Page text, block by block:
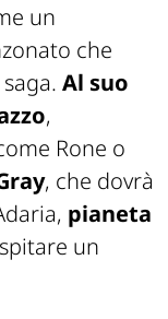
un
che
Al suo
,
Rone o
, che dovrà
pianeta
un